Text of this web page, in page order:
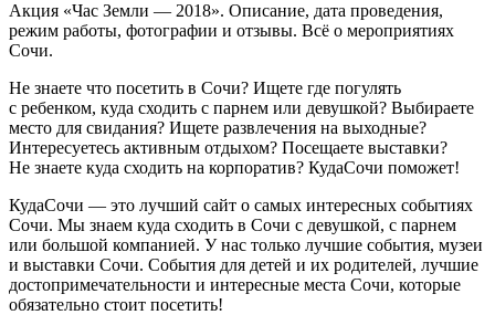
Акция «Час Земли — 2018». Описание, дата проведения,
режим работы, фотографии и отзывы. Всё о мероприятиях
Сочи.
Не знаете что посетить в Сочи? Ищете где погулять
с ребенком, куда сходить с парнем или девушкой? Выбираете
место для свидания? Ищете развлечения на выходные?
Интересуетесь активным отдыхом? Посещаете выставки?
Не знаете куда сходить на корпоратив? КудаСочи поможет!
КудаСочи — это лучший сайт о самых интересных событиях
Сочи. Мы знаем куда сходить в Сочи с девушкой, с парнем
или большой компанией. У нас только лучшие события, музеи
и выставки Сочи. События для детей и их родителей, лучшие
достопримечательности и интересные места Сочи, которые
обязательно стоит посетить!